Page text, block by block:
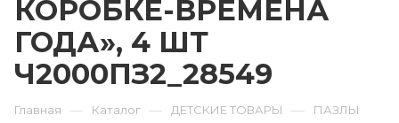
КОРОБКЕ-ВРЕМЕНА
ГОДА», 4 ШТ
Ч2000ПЗ2_28549
Главная — Каталог — ДЕТСКИЕ ТОВАРЫ — ПАЗЛЫ